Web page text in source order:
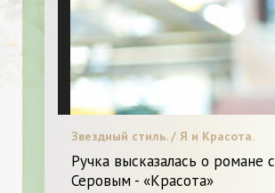
Звездный стиль. / Я и Красота.
Ручка высказалась о романе с
Серовым - «Красота»